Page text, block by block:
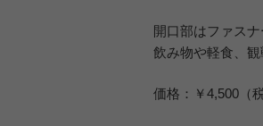
開口部はファス
飲み物や軽食、観
価格：￥4,500（税